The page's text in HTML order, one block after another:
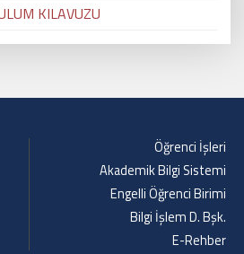
KILAVUZU
Öğrenci İşleri
Akademik Bilgi Sistemi
Engelli Öğrenci Birimi
Bilgi İşlem D. Bşk.
E-Rehber